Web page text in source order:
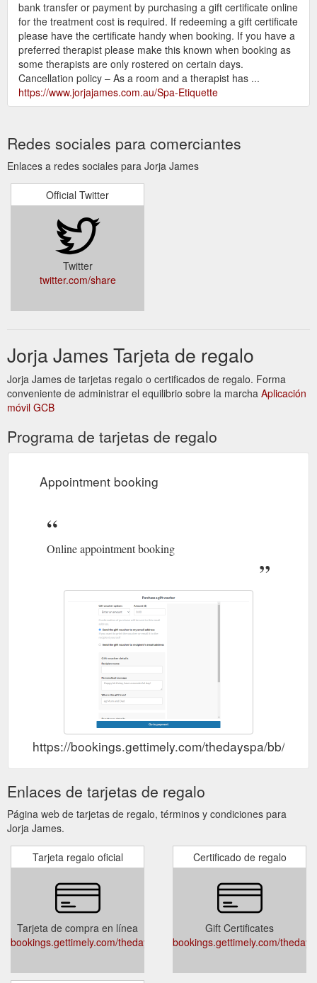
bank transfer or payment by purchasing a gift certificate online
for the treatment cost is required. If redeeming a gift certificate
please have the certificate handy when booking. If you have a
preferred therapist please make this known when booking as
some therapists are only rostered on certain days.
Cancellation policy – As a room and a therapist has ...
https://www.jorjajames.com.au/Spa-Etiquette
Redes sociales para comerciantes
Enlaces a redes sociales para Jorja James
Official Twitter
Twitter
twitter.com/share
Jorja James Tarjeta de regalo
Jorja James de tarjetas regalo o certificados de regalo. Forma
conveniente de administrar el equilibrio sobre la marcha Aplicación
móvil GCB
Programa de tarjetas de regalo
Appointment booking
Online appointment booking
https://bookings.gettimely.com/thedayspa/bb/
Enlaces de tarjetas de regalo
Página web de tarjetas de regalo, términos y condiciones para
Jorja James.
Tarjeta regalo oficial
Tarjeta de compra en línea
bookings.gettimely.com/thedayspa/bb/purchase
Certificado de regalo
Gift Certificates
bookings.gettimely.com/